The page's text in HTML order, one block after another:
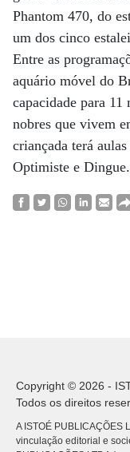
Phantom 470, do
um dos cinco
Entre as
aquário móvel do
capacidade para
nobres que vivem
criançada terá
Optimiste e Dingue.
Copyright © 2026 -
Todos os direitos
A ISTOÉ PUBLICAÇÕES
vinculação editorial e